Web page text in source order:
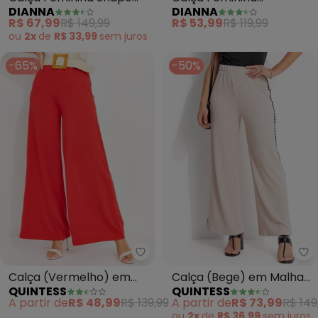
Pantalona em Linho
(Marrom)
DIANNA
R$ 67,99R$ 149,99
ou 2x de R$ 33,99 sem juros
Pantalona em Tecido
(Rosa)
DIANNA
R$ 53,99R$ 119,99
-65%
Quintess - Calça (Vermelho)
Calça (Vermelho) em
Malha Fria
QUINTESS
A partir deR$ 48,99R$ 139,99
-50%
Calça (Bege) em Malha
Anarruga
QUINTESS
A partir deR$ 73,99R$